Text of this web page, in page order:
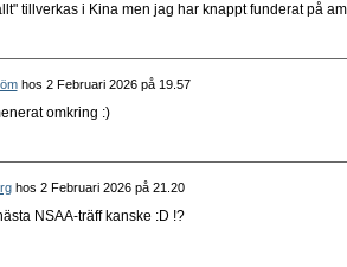
tillverkas i Kina men jag har knappt funderat på
hos 2 Februari 2026 på 19.57
omkring :)
hos 2 Februari 2026 på 21.20
NSAA-träff kanske :D !?